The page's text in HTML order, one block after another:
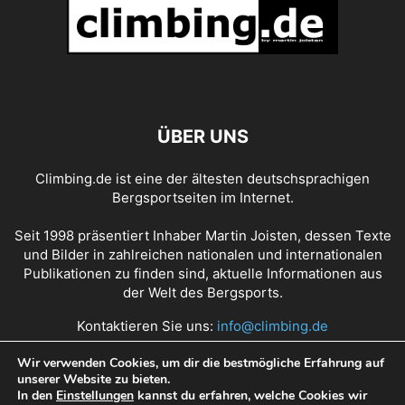
ANDREAS STEINDL ANDREAS THOMANN ANDY EARL ANDY HOLZER
ANDY HOUSEMAN ANDY POLLITT ANGELA EITER ANGELIKA RAINER
ARNAUD PETIT ASHIMA SHIRAISHI
BARBARA ZANGERL BEAT KAMMERLANDER BEN DITTO BEN MOON
BENEDIKT PURNER BENEDIKT SALLER
BERND RITSCHEL BERND ZANGERL BERNHARD BLIEMSRIEDER
BERNHARD ERTEL BETH RODDEN BETTINA SCHÖPF BOONE SPEED
BRAD GOBRIGHT BROOKE RABOUTOU CAMERON HÖRST
CANDIDE THOVEX CARLO TRAVERSI CAROLINE CIAVALDINI
CAROLINE NORTH CAROLINE SINNO CARRIE COOPER
CARSTEN VON BIRCKHAHN CEDAR WRIGHT CEDRIC LACHAT
CEDRIC LARCHAT CELINA SCHOIBL CHAD GREEDY CHAEHYUN SEO
ÜBER UNS
Climbing.de ist eine der ältesten deutschsprachigen
Bergsportseiten im Internet.
Seit 1998 präsentiert Inhaber Martin Joisten, dessen Texte
und Bilder in zahlreichen nationalen und internationalen
Publikationen zu finden sind, aktuelle Informationen aus
der Welt des Bergsports.
Kontaktieren Sie uns: info@climbing.de
Über Climbing.de RSS Feed Mediadaten
Wir verwenden Cookies, um dir die bestmögliche Erfahrung auf
unserer Website zu bieten.
In den Einstellungen kannst du erfahren, welche Cookies wir